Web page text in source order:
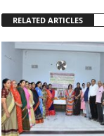
RELATED ARTICLES